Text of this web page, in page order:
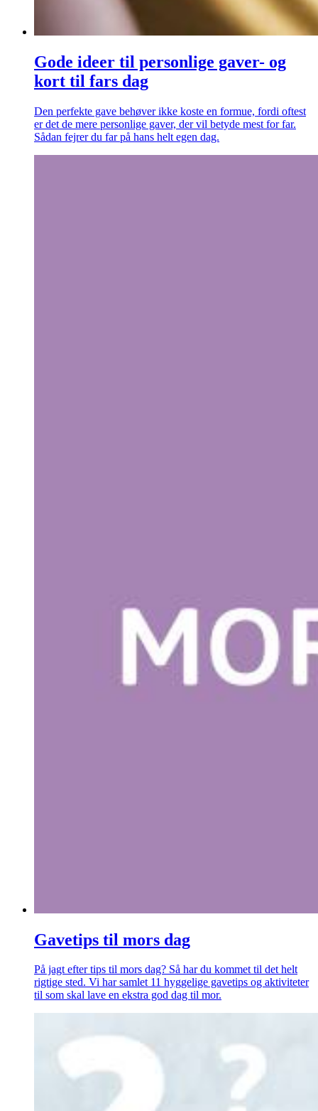
Gode ideer til personlige gaver- og
kort til fars dag
Den perfekte gave behøver ikke koste en formue, fordi oftest
er det de mere personlige gaver, der vil betyde mest for far.
Sådan fejrer du far på hans helt egen dag.
Gavetips til mors dag
På jagt efter tips til mors dag? Så har du kommet til det helt
rigtige sted. Vi har samlet 11 hyggelige gavetips og aktiviteter
til som skal lave en ekstra god dag til mor.